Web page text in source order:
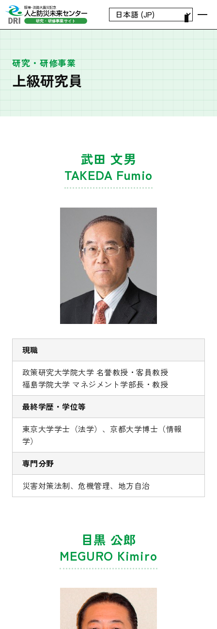
研究・研修事業
上級研究員
武田 文男
TAKEDA Fumio
現職
政策研究大学院大学 名誉教授・客員教授
福島学院大学 マネジメント学部長・教授
最終学歴・学位等
東京大学学士（法学）、京都大学博士（情報
学）
専門分野
災害対策法制、危機管理、地方自治
目黒 公郎
MEGURO Kimiro